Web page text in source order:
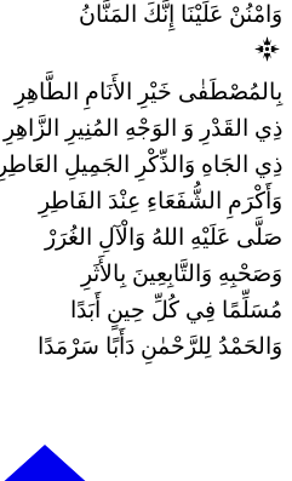
وَامْنُنْ عَلَيْنَا إِنَّكَ المَنَّانُ
بِالمُصْطَفٰى خَيْرِ الأَنَامِ الطَّاهِرِ
ذِي القَدْرِ وَ الوَجْهِ المُنِيرِ الزَّاهِرِ
ذِي الجَاهِ وَالذِّكْرِ الجَمِيلِ العَاطِرِ
وَأَكْرَمِ الشُّفَعَاءِ عِنْدَ الفَاطِرِ
صَلَّى عَلَيْهِ اللهُ وَالْآلِ الغُرَرْ
وَصَحْبِهِ وَالتَّابِعِينَ بِالأَثَرِ
مُسَلِّمًا فِي كُلِّ حِينٍ أَبَدًا
وَالحَمْدُ لِلرَّحْمٰنِ دَأَبًا سَرْمَدًا